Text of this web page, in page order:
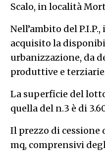
Scalo, in località
Nell’ambito del
acquisito la
urbanizzazione, da
produttive e
La superficie del
quella del n.3 è di
Il prezzo di cessione
mq, comprensivi